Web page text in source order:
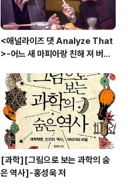
<애널라이즈 댓 Analyze That
>-어느 새 마피아랑 친해 져 버
[과학][그림으로 보는 과학의 숨
은 역사]-홍성욱 저